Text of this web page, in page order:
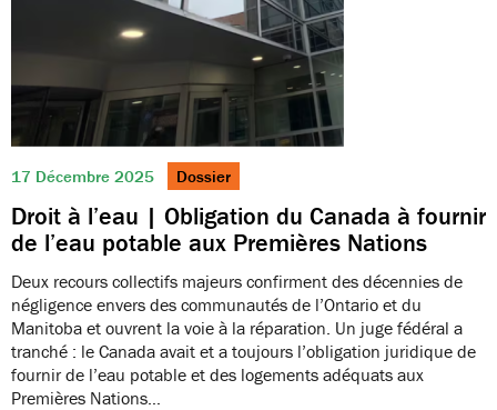
17 Décembre 2025 Dossier
Droit à l’eau | Obligation du Canada à fournir
de l’eau potable aux Premières Nations
Deux recours collectifs majeurs confirment des décennies de
négligence envers des communautés de l’Ontario et du
Manitoba et ouvrent la voie à la réparation. Un juge fédéral a
tranché : le Canada avait et a toujours l’obligation juridique de
fournir de l’eau potable et des logements adéquats aux
Premières Nations…